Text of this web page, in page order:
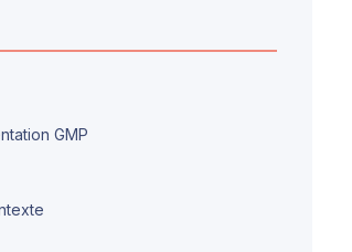
GMP